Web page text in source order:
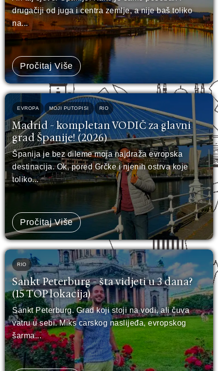
drugačiji od juga i centra zemlje, a nije baš toliko
na...
Pročitaj Više
EVROPA MOJI PUTOPISI RIO
Madrid - kompletan VODIČ za glavni
grad Španije! (2026)
Španija je bez dileme moja najdraža evropska
destinacija. Ok, pored Grčke i njenih ostrva koje
toliko...
Pročitaj Više
RIO
Sankt Peterburg - šta vidjeti u 3 dana?
(15 TOP lokacija)
Sankt Peterburg. Grad koji stoji na vodi, ali čuva
vatru u sebi. Miks carskog naslijeđa, evropskog
šarma...